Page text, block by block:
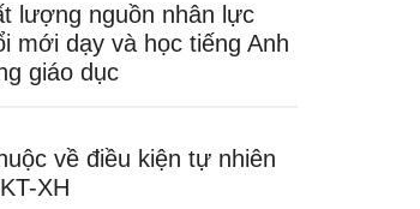
lượng nguồn nhân lực
mới dạy và học tiếng Anh
giáo dục
về điều kiện tự nhiên
XH